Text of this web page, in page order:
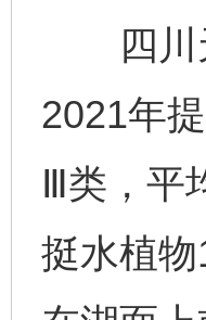
四川天
2021年
Ⅲ类，平
挺水植